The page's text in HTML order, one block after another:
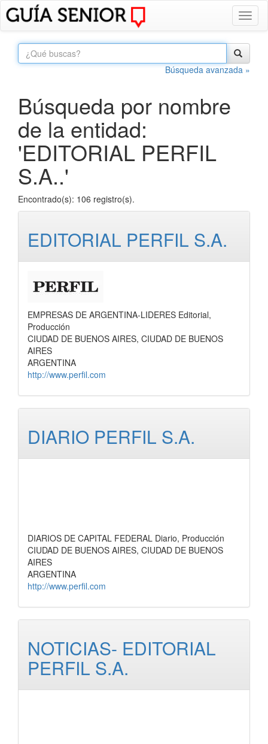
Búsqueda avanzada »
Búsqueda por nombre
de la entidad:
'EDITORIAL PERFIL
S.A..'
Encontrado(s): 106 registro(s).
EDITORIAL PERFIL S.A.
EMPRESAS DE ARGENTINA-LIDERES Editorial,
Producción
CIUDAD DE BUENOS AIRES, CIUDAD DE BUENOS
AIRES
ARGENTINA
http://www.perfil.com
DIARIO PERFIL S.A.
DIARIOS DE CAPITAL FEDERAL Diario, Producción
CIUDAD DE BUENOS AIRES, CIUDAD DE BUENOS
AIRES
ARGENTINA
http://www.perfil.com
NOTICIAS- EDITORIAL
PERFIL S.A.